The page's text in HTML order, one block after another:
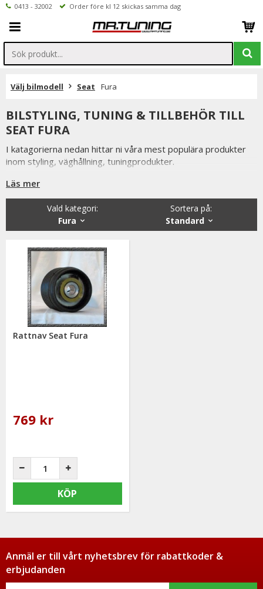
0413 - 32002 Order före kl 12 skickas samma dag
Välj bilmodell Seat Fura
BILSTYLING, TUNING & TILLBEHÖR TILL
SEAT FURA
I katagorierna nedan hittar ni våra mest populära produkter
inom styling, väghållning, tuningprodukter.
Är det något som du funderar över eller inte hittar i vårt
Till Seat Fura.
Läs mer
Sortera på:
Standard
Vald kategori:
Fura
Rattnav Seat Fura
769 kr
KÖP
Anmäl er till vårt nyhetsbrev för rabattkoder &
erbjudanden